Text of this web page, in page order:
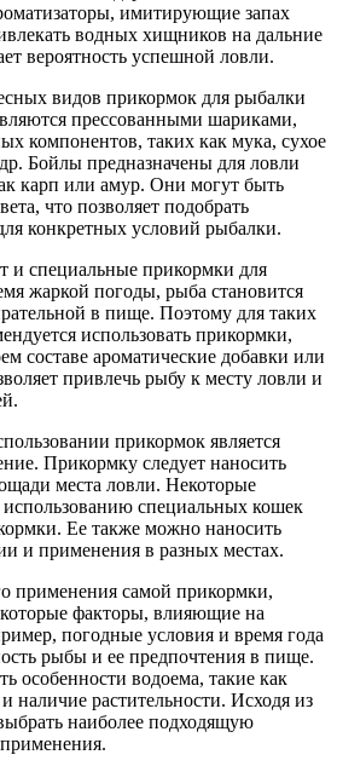
имитирующие запах
водных хищников на дальние
вероятность успешной ловли.
видов прикормок для рыбалки
прессованными шариками,
компонентов, таких как мука, сухое
Бойлы предназначены для ловли
карп или амур. Они могут быть
что позволяет подобрать
конкретных условий рыбалки.
и специальные прикормки для
жаркой погоды, рыба становится
в пище. Поэтому для таких
использовать прикормки,
составе ароматические добавки или
привлечь рыбу к месту ловли и
прикормок является
Прикормку следует наносить
места ловли. Некоторые
специальных кошек
Ее также можно наносить
и применения в разных местах.
применения самой прикормки,
факторы, влияющие на
погодные условия и время года
рыбы и ее предпочтения в пище.
особенности водоема, такие как
наличие растительности. Исходя из
наиболее подходящую